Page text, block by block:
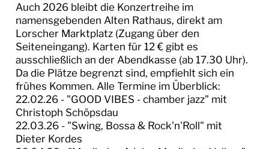
Auch 2026 bleibt die Konzertreihe im
namensgebenden Alten Rathaus, direkt am
Lorscher Marktplatz (Zugang über den
Seiteneingang). Karten für 12 € gibt es
ausschließlich an der Abendkasse (ab 17.30 Uhr).
Da die Plätze begrenzt sind, empfiehlt sich ein
frühes Kommen. Alle Termine im Überblick:
22.02.26 - "GOOD VIBES - chamber jazz" mit
Christoph Schöpsdau
22.03.26 - "Swing, Bossa & Rock'n'Roll" mit
Dieter Kordes